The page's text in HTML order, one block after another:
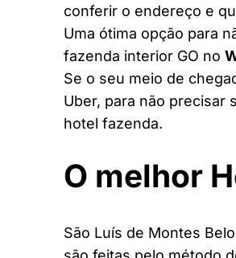
conferir o endereço e
Uma ótima opção para
fazenda interior GO no
Se o seu meio de
Uber, para não precisar
hotel fazenda.
O melhor
São Luís de Montes